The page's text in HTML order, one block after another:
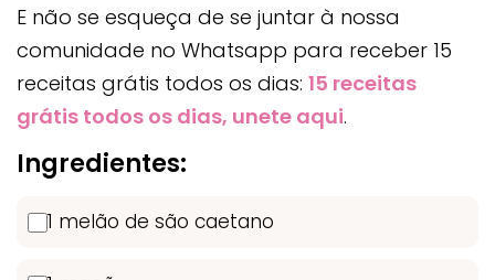
E não se esqueça de se juntar à nossa
comunidade no Whatsapp para receber 15
receitas grátis todos os dias: 15 receitas
grátis todos os dias, unete aqui.
Ingredientes:
1 melão de são caetano